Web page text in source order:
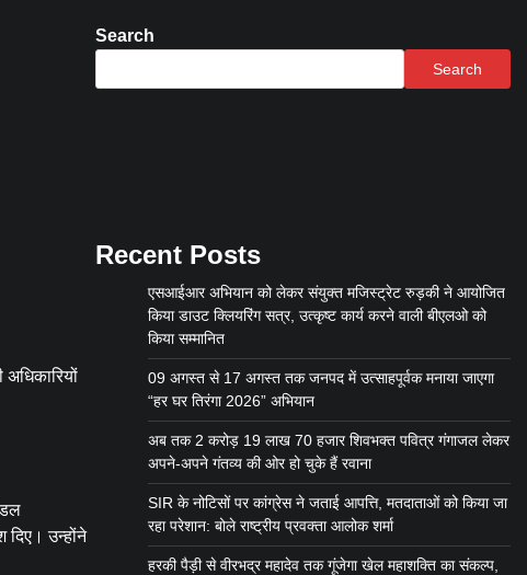
अधिकारियों
दिए। उन्होंने
Search
Search
Recent Posts
एसआईआर अभियान को लेकर संयुक्त मजिस्ट्रेट रुड़की ने आयोजित
किया डाउट क्लियरिंग सत्र, उत्कृष्ट कार्य करने वाली बीएलओ को
किया सम्मानित
09 अगस्त से 17 अगस्त तक जनपद में उत्साहपूर्वक मनाया जाएगा
“हर घर तिरंगा 2026” अभियान
अब तक 2 करोड़ 19 लाख 70 हजार शिवभक्त पवित्र गंगाजल लेकर
अपने-अपने गंतव्य की ओर हो चुके हैं रवाना
SIR के नोटिसों पर कांग्रेस ने जताई आपत्ति, मतदाताओं को किया जा
रहा परेशान: बोले राष्ट्रीय प्रवक्ता आलोक शर्मा
हरकी पैड़ी से वीरभद्र महादेव तक गूंजेगा खेल महाशक्ति का संकल्प,